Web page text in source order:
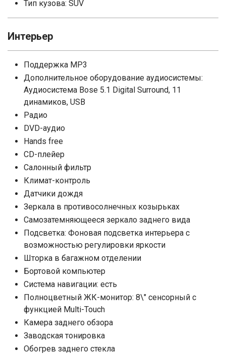
Тип кузова: SUV
Интерьер
Поддержка MP3
Дополнительное оборудование аудиосистемы:
Аудиосистема Bose 5.1 Digital Surround, 11
динамиков, USB
Радио
DVD-аудио
Hands free
CD-плейер
Салонный фильтр
Климат-контроль
Датчики дождя
Зеркала в противосолнечных козырьках
Самозатемняющееся зеркало заднего вида
Подсветка: Фоновая подсветка интерьера с
возможностью регулировки яркости
Шторка в багажном отделении
Бортовой компьютер
Система навигации: есть
Полноцветный ЖК-монитор: 8\" сенсорный с
функцией Multi-Touch
Камера заднего обзора
Заводская тонировка
Обогрев заднего стекла